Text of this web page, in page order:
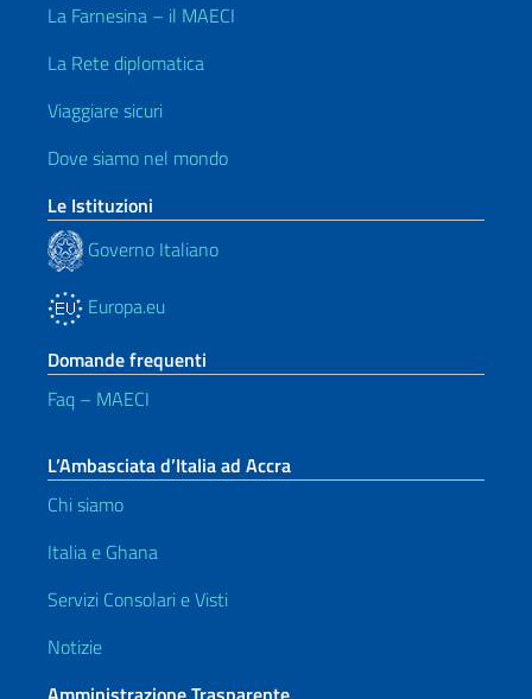
La Farnesina – il MAECI
La Rete diplomatica
Viaggiare sicuri
Dove siamo nel mondo
Le Istituzioni
Governo Italiano
Europa.eu
Domande frequenti
Faq – MAECI
L’Ambasciata d’Italia ad Accra
Chi siamo
Italia e Ghana
Servizi Consolari e Visti
Notizie